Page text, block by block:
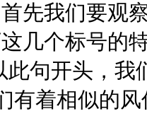
我们要观
几个标号的
句开头，我
有着相似的